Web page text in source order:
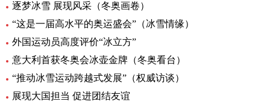
逐梦冰雪 展现风采（冬奥画卷）
“这是一届高水平的奥运盛会”（冰雪情缘）
外国运动员高度评价“冰立方”
意大利首获冬奥会冰壶金牌（冬奥看台）
“推动冰雪运动跨越式发展”（权威访谈）
展现大国担当 促进团结友谊